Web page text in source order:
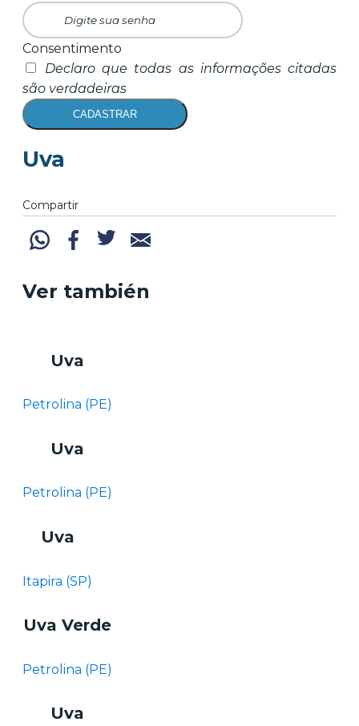
Consentimento
Declaro que todas as informações citadas
são verdadeiras
CADASTRAR
Uva
Compartir
Ver también
Uva
Petrolina (PE)
Uva
Petrolina (PE)
Uva
Itapira (SP)
Uva Verde
Petrolina (PE)
Uva